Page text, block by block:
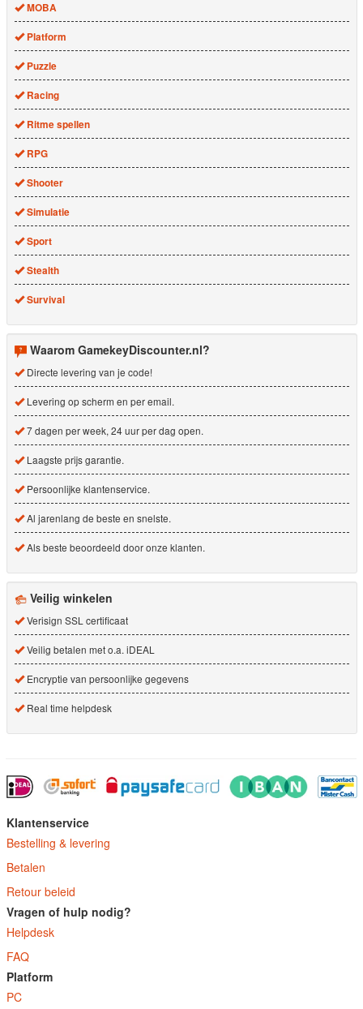
MOBA
Platform
Puzzle
Racing
Ritme spellen
RPG
Shooter
Simulatie
Sport
Stealth
Survival
Waarom GamekeyDiscounter.nl?
Directe levering van je code!
Levering op scherm en per email.
7 dagen per week, 24 uur per dag open.
Laagste prijs garantie.
Persoonlijke klantenservice.
Al jarenlang de beste en snelste.
Als beste beoordeeld door onze klanten.
Veilig winkelen
Verisign SSL certificaat
Veilig betalen met o.a. iDEAL
Encryptie van persoonlijke gegevens
Real time helpdesk
Klantenservice
Bestelling & levering
Betalen
Retour beleid
Vragen of hulp nodig?
Helpdesk
FAQ
Platform
PC